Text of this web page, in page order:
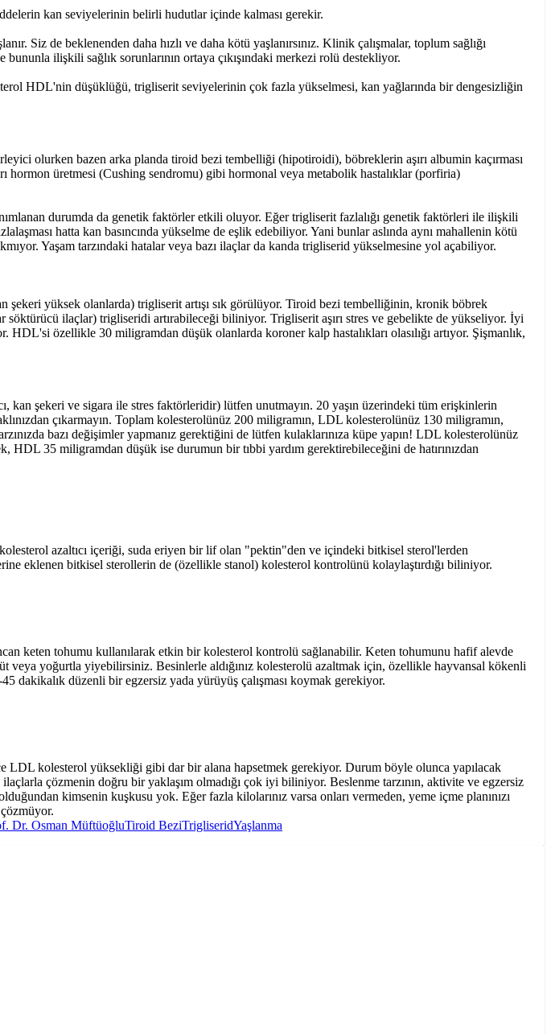
kan seviyelerinin belirli hudutlar içinde kalması gerekir.
Siz de beklenenden daha hızlı ve daha kötü yaşlanırsınız. Klinik çalışmalar, toplum sağlığı
ilişkili sağlık sorunlarının ortaya çıkışındaki merkezi rolü destekliyor.
HDL'nin düşüklüğü, trigliserit seviyelerinin çok fazla yükselmesi, kan yağlarında bir dengesizliğin
olurken bazen arka planda tiroid bezi tembelliği (hipotiroidi), böbreklerin aşırı albumin kaçırması
üretmesi (Cushing sendromu) gibi hormonal veya metabolik hastalıklar (porfiria)
durumda da genetik faktörler etkili oluyor. Eğer trigliserit fazlalığı genetik faktörleri ile ilişkili
hatta kan basıncında yükselme de eşlik edebiliyor. Yani bunlar aslında aynı mahallenin kötü
Yaşam tarzındaki hatalar veya bazı ilaçlar da kanda trigliserid yükselmesine yol açabiliyor.
şekeri yüksek olanlarda) trigliserit artışı sık görülüyor. Tiroid bezi tembelliğinin, kronik böbrek
ilaçlar) trigliseridi artırabileceği biliniyor. Trigliserit aşırı stres ve gebelikte de yükseliyor. İyi
özellikle 30 miligramdan düşük olanlarda koroner kalp hastalıkları olasılığı artıyor. Şişmanlık,
kan şekeri ve sigara ile stres faktörleridir) lütfen unutmayın. 20 yaşın üzerindeki tüm erişkinlerin
çıkarmayın. Toplam kolesterolünüz 200 miligramın, LDL kolesterolünüz 130 miligramın,
bazı değişimler yapmanız gerektiğini de lütfen kulaklarınıza küpe yapın! LDL kolesterolünüz
35 miligramdan düşük ise durumun bir tıbbi yardım gerektirebileceğini de hatırınızdan
azaltıcı içeriği, suda eriyen bir lif olan "pektin"den ve içindeki bitkisel sterol'lerden
eklenen bitkisel sterollerin de (özellikle stanol) kolesterol kontrolünü kolaylaştırdığı biliniyor.
keten tohumu kullanılarak etkin bir kolesterol kontrolü sağlanabilir. Keten tohumunu hafif alevde
veya yoğurtla yiyebilirsiniz. Besinlerle aldığınız kolesterolü azaltmak için, özellikle hayvansal kökenli
dakikalık düzenli bir egzersiz yada yürüyüş çalışması koymak gerekiyor.
kolesterol yüksekliği gibi dar bir alana hapsetmek gerekiyor. Durum böyle olunca yapılacak
ilaçlarla çözmenin doğru bir yaklaşım olmadığı çok iyi biliniyor. Beslenme tarzının, aktivite ve egzersiz
kimsenin kuşkusu yok. Eğer fazla kilolarınız varsa onları vermeden, yeme içme planınızı
Dr. Osman MüftüoğluTiroid BeziTrigliseridYaşlanma